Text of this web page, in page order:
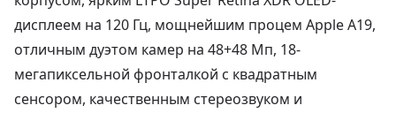
дисплеем на 120 Гц, мощнейшим процем Apple A19,
отличным дуэтом камер на 48+48 Мп, 18-
мегапиксельной фронталкой с квадратным
сенсором, качественным стереозвуком и